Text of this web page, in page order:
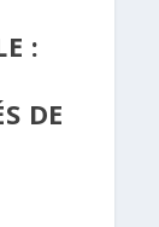
:
DE